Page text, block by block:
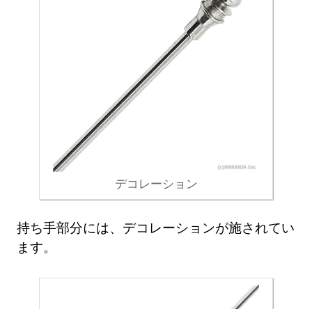
デコレーション
持ち手部分には、デコレーションが施されてい
ます。